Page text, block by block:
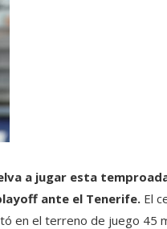
a jugar esta
ante el Tenerife. El
en el terreno de juego 45